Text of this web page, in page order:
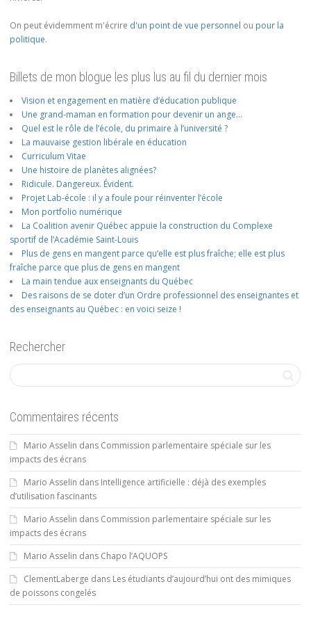
On peut évidemment m'écrire d'un point de vue personnel ou pour la
politique.
Billets de mon blogue les plus lus au fil du dernier mois
Vision et engagement en matière d’éducation publique
Une grand-maman en formation pour devenir un ange…
Quel est le rôle de l’école, du primaire à l’université ?
La mauvaise gestion libérale en éducation
Curriculum Vitae
Une histoire de planètes alignées?
Ridicule. Dangereux. Évident.
Projet Lab-école : il y a foule pour réinventer l’école
Mon portfolio numérique
La Coalition avenir Québec appuie la construction du Complexe
sportif de l’Académie Saint-Louis
Plus de gens en mangent parce qu’elle est plus fraîche; elle est plus
fraîche parce que plus de gens en mangent
La main tendue aux enseignants du Québec
Des raisons de se doter d’un Ordre professionnel des enseignantes et
des enseignants au Québec : en voici seize !
Rechercher
Commentaires récents
Mario Asselin dans Commission parlementaire spéciale sur les
impacts des écrans
Mario Asselin dans Intelligence artificielle : déjà des exemples
d’utilisation fascinants
Mario Asselin dans Commission parlementaire spéciale sur les
impacts des écrans
Mario Asselin dans Chapo l’AQUOPS
ClementLaberge dans Les étudiants d’aujourd’hui ont des mimiques
de poissons congelés